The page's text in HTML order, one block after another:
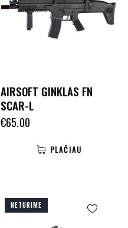
AIRSOFT GINKLAS FN
SCAR-L
€65.00
PLAČIAU
NETURIME